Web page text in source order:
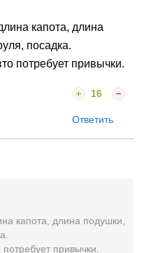
капота, длина
посадка.
потребует привычки.
16
Ответить
капота, длина подушки,
привычки.